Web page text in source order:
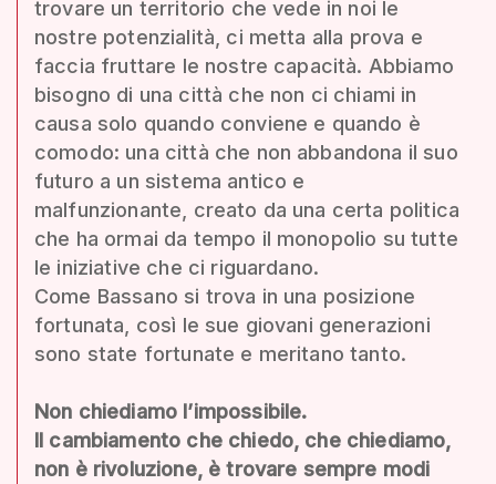
trovare un territorio che vede in noi le
nostre potenzialità, ci metta alla prova e
faccia fruttare le nostre capacità. Abbiamo
bisogno di una città che non ci chiami in
causa solo quando conviene e quando è
comodo: una città che non abbandona il suo
futuro a un sistema antico e
malfunzionante, creato da una certa politica
che ha ormai da tempo il monopolio su tutte
le iniziative che ci riguardano.
Come Bassano si trova in una posizione
fortunata, così le sue giovani generazioni
sono state fortunate e meritano tanto.
Non chiediamo l’impossibile.
Il cambiamento che chiedo, che chiediamo,
non è rivoluzione, è trovare sempre modi